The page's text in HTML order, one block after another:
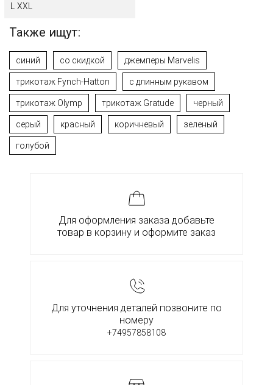
XXL
Также ищут:
синий со скидкой джемперы Marvelis
трикотаж Fynch-Hatton с длинным рукавом
трикотаж Olymp трикотаж Gratude черный
серый красный коричневый зеленый
голубой
Для оформления заказа добавьте
товар в корзину и оформите заказ
Для уточнения деталей позвоните по
номеру
+74957858108